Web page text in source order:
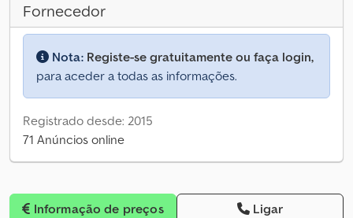
Fornecedor
Nota: Registe-se gratuitamente ou faça login,
para aceder a todas as informações.
Registrado desde: 2015
71 Anúncios online
Informação de preços Ligar